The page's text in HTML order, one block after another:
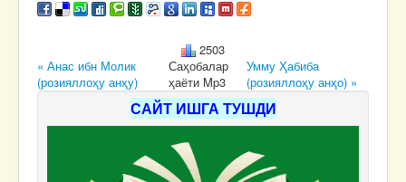
2503
« Анас ибн Молик
(розияллоҳу анҳу)
Саҳобалар
ҳаёти Mp3
Умму Ҳабиба
(розияллоҳу анҳо) »
САЙТ ИШГА ТУШДИ